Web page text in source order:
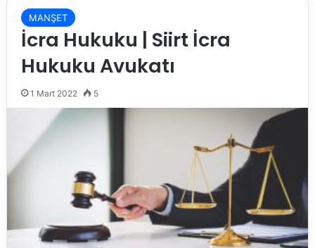
MANŞET
İcra Hukuku | Siirt İcra
Hukuku Avukatı
1 Mart 2022 5